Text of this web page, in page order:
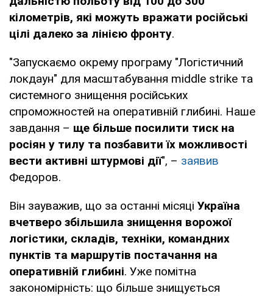
кілометрів, які можуть вражати російські
цілі далеко за лінією фронту.
"Запускаємо окрему програму "Логістичний
локдаун" для масштабування middle strike та
системного знищення російських
спроможностей на оперативній глибині. Наше
завдання – ще більше посилити тиск на
росіян у тилу та позбавити їх можливості
вести активні штурмові дії", – заявив
Федоров.
Він зауважив, що за останні місяці Україна
вчетверо збільшила знищення ворожої
логістики, складів, техніки, командних
пунктів та маршрутів постачання на
оперативній глибині. Уже помітна
закономірність: що більше знищується